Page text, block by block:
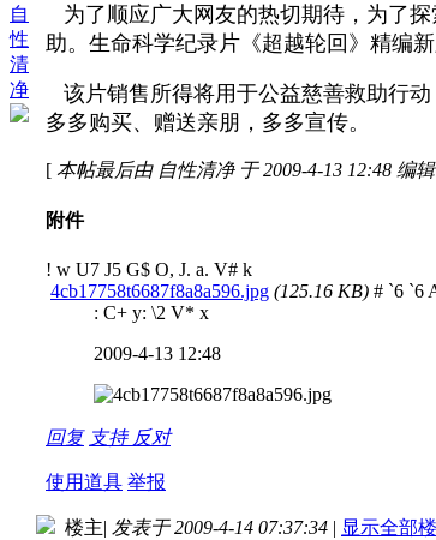
自
性
清
净
为了顺应广大网友的热切期待，为了
助。生命科学纪录片《超越轮回》精编
该片销售所得将用于公益慈善救助行动
多多购买、赠送亲朋，多多宣传。
[ 本帖最后由 自性清净 于 2009-4-13 12:48 编辑
附件
! w U7 J5 G$ O, J. a. V# k
4cb17758t6687f8a8a596.jpg (125.16 KB) # `6 `6
: C+ y: \2 V* x
2009-4-13 12:48
回复 支持 反对
使用道具 举报
楼主| 发表于 2009-4-14 07:37:34 | 显示全部